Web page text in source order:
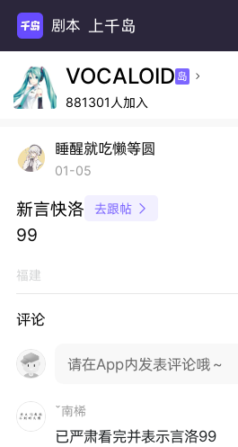
剧本 上千岛
VOCALOID 岛 
881301人加入
睡醒就吃懒等圆
01-05
新言快洛 去跟帖 
99
福建
评论
请在App内发表评论哦～
ˇ南桸
已严肃看完并表示言洛99